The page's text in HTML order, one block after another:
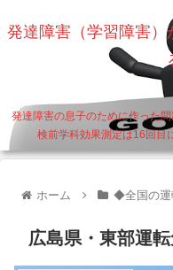
発達障害（学習障害）
発達障害の息子のために作った
検前学科効果測定は16回目
ホーム ◆全国の運
広島県・東部運